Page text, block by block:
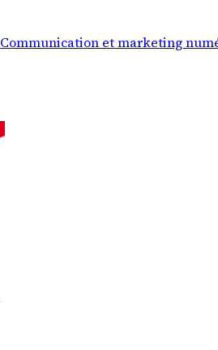
Communication et marketing